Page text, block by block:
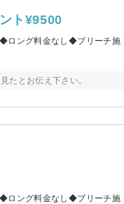
ト¥9500
ロング料金なし◆ブリーチ施
たとお伝え下さい。
ロング料金なし◆ブリーチ施